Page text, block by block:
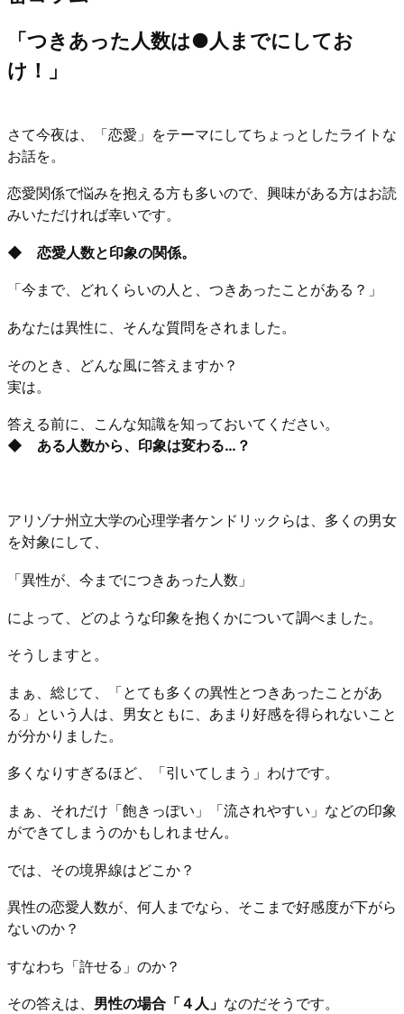
「つきあった人数は●人までにしてお
け！」
さて今夜は、「恋愛」をテーマにしてちょっとしたライトな
お話を。
恋愛関係で悩みを抱える方も多いので、興味がある方はお読
みいただければ幸いです。
◆ 恋愛人数と印象の関係。
「今まで、どれくらいの人と、つきあったことがある？」
あなたは異性に、そんな質問をされました。
そのとき、どんな風に答えますか？
実は。
答える前に、こんな知識を知っておいてください。
◆ ある人数から、印象は変わる…？
アリゾナ州立大学の心理学者ケンドリックらは、多くの男女
を対象にして、
「異性が、今までにつきあった人数」
によって、どのような印象を抱くかについて調べました。
そうしますと。
まぁ、総じて、「とても多くの異性とつきあったことがあ
る」という人は、男女ともに、あまり好感を得られないこと
が分かりました。
多くなりすぎるほど、「引いてしまう」わけです。
まぁ、それだけ「飽きっぽい」「流されやすい」などの印象
ができてしまうのかもしれません。
では、その境界線はどこか？
異性の恋愛人数が、何人までなら、そこまで好感度が下がら
ないのか？
すなわち「許せる」のか？
その答えは、 男性の場合「４人」 なのだそうです。